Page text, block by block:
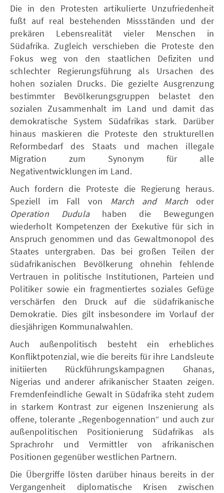
Die in den Protesten artikulierte Unzufriedenheit
fußt auf real bestehenden Missständen und der
prekären Lebensrealität vieler Menschen in
Südafrika. Zugleich verschieben die Proteste den
Fokus weg von den staatlichen Defiziten und
schlechter Regierungsführung als Ursachen des
hohen sozialen Drucks. Die gezielte Ausgrenzung
bestimmter Bevölkerungsgruppen belastet den
sozialen Zusammenhalt im Land und damit das
demokratische System Südafrikas stark. Darüber
hinaus maskieren die Proteste den strukturellen
Reformbedarf des Staats und machen illegale
Migration zum Synonym für alle
Negativentwicklungen im Land.
Auch fordern die Proteste die Regierung heraus.
Speziell im Fall von March and March oder
Operation Dudulahaben die Bewegungen
wiederholt Kompetenzen der Exekutive für sich in
Anspruch genommen und das Gewaltmonopol des
Staates untergraben. Das bei großen Teilen der
südafrikanischen Bevölkerung ohnehin fehlende
Vertrauen in politische Institutionen, Parteien und
Politiker sowie ein fragmentiertes soziales Gefüge
verschärfen den Druck auf die südafrikanische
Demokratie. Dies gilt insbesondere im Vorlauf der
diesjährigen Kommunalwahlen.
Auch außenpolitisch besteht ein erhebliches
Konfliktpotenzial, wie die bereits für ihre Landsleute
initiierten Rückführungskampagnen Ghanas,
Nigerias und anderer afrikanischer Staaten zeigen.
Fremdenfeindliche Gewalt in Südafrika steht zudem
in starkem Kontrast zur eigenen Inszenierung als
offene, tolerante „Regenbogennation“ und auch zur
außenpolitischen Positionierung Südafrikas als
Sprachrohr und Vermittler von afrikanischen
Positionen gegenüber westlichen Partnern.
Die Übergriffe lösten darüber hinaus bereits in der
Vergangenheit diplomatische Krisen zwischen